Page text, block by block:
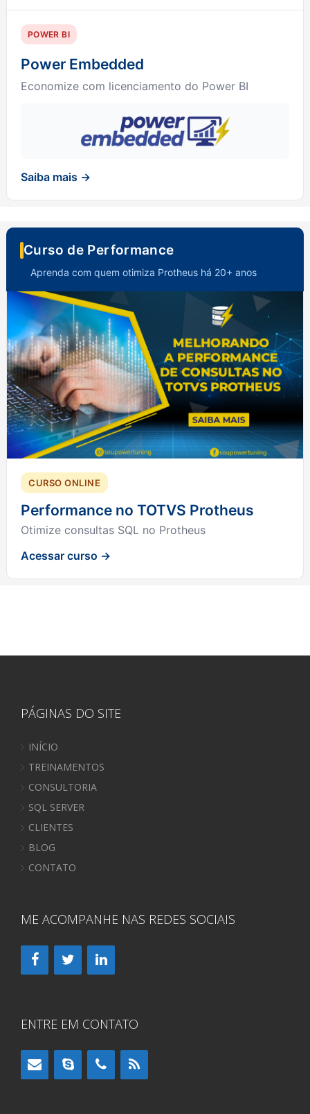
POWER BI
Power Embedded
Economize com licenciamento do Power BI
Saiba mais →
Curso de Performance
Aprenda com quem otimiza Protheus há 20+ anos
CURSO ONLINE
Performance no TOTVS Protheus
Otimize consultas SQL no Protheus
Acessar curso →
PÁGINAS DO SITE
INÍCIO
TREINAMENTOS
CONSULTORIA
SQL SERVER
CLIENTES
BLOG
CONTATO
ME ACOMPANHE NAS REDES SOCIAIS
ENTRE EM CONTATO